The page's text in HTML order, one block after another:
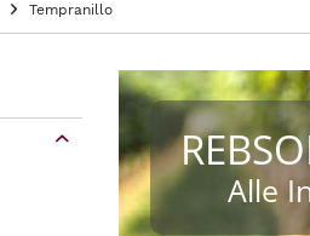
Tempranillo
Alle